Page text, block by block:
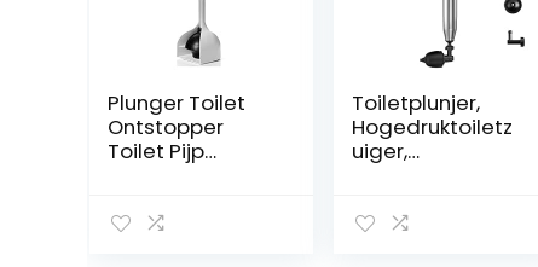
Plunger Toilet
Ontstopper
Toilet Pijp
Vrijstaande
Toiletplunjer,
Hogedruktoiletz
uiger,
Plunjerkoppen En